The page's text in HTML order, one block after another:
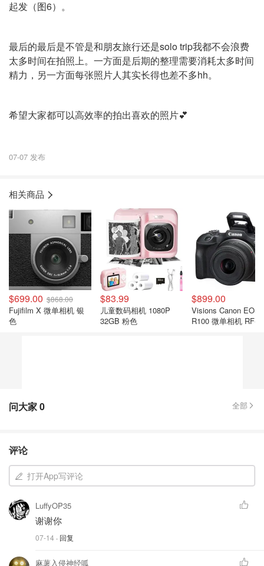
起发（图6）。
最后的最后是不管是和朋友旅行还是solo trip我都不会浪费
太多时间在拍照上。一方面是后期的整理需要消耗太多时间
精力，另一方面每张照片人其实长得也差不多hh。
希望大家都可以高效率的拍出喜欢的照片💕
07-07 发布
相关商品
$699.00 $868.00
Fujifilm X 微单相机 银
色
$83.99
儿童数码相机 1080P
32GB 粉色
$899.00
Visions Canon EOS
R100 微单相机 RF-
问大家0 全部
评论
打开App写评论
LuffyOP35
谢谢你
07-14 · 回复
麻薯入侵神经呱